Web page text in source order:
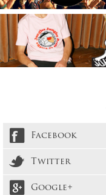
Facebook
Twitter
Google+